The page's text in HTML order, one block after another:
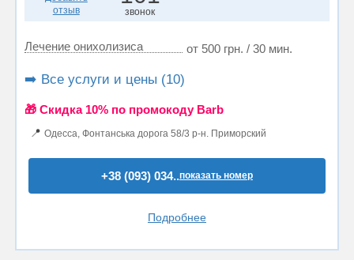
отзыв
звонок
Лечение онихолизиса от 500 грн. / 30 мин.
➡️ Все услуги и цены (10)
🎁 Cкидка 10% по промокоду Barb
📍 Одесса, Фонтанська дорога 58/3 р-н. Приморский
+38 (093) 034..показать номер
Подробнее